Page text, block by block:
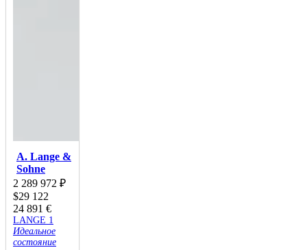
A. Lange &
Sohne
2 289 972 ₽
$29 122
24 891 €
LANGE 1
Идеальное
состояние